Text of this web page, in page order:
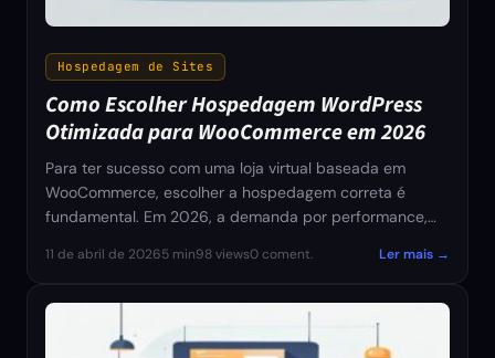
Hospedagem de Sites
Como Escolher Hospedagem WordPress
Otimizada para WooCommerce em 2026
Para ter sucesso com uma loja virtual baseada em
WooCommerce, escolher a hospedagem correta é
fundamental. Em 2026, a demanda por performance,…
11 de abril de 20265 min98 views0 coment. Ler mais →